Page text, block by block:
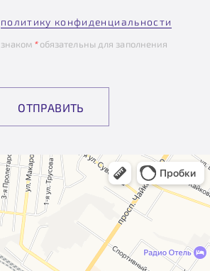
политику конфиденциальности
*обязательны для заполнения
ОТПРАВИТЬ